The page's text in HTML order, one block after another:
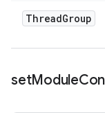
ThreadGroup
setModule